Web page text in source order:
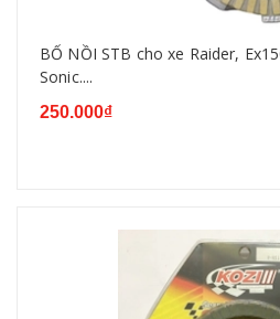
BỐ NỒI STB cho xe Raider,
Sonic....
250.000₫